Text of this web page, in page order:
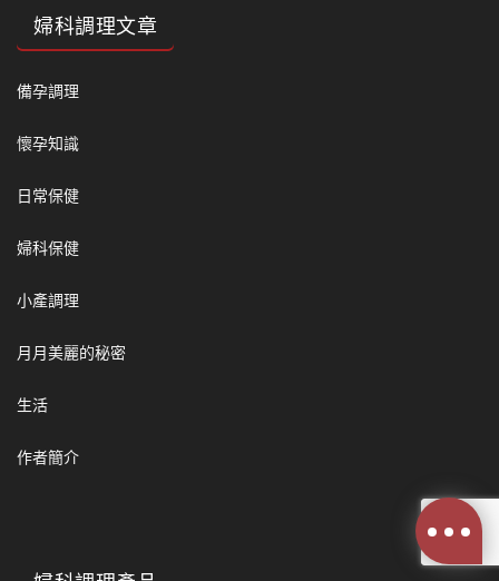
婦科調理文章
備孕調理
懷孕知識
日常保健
婦科保健
小產調理
月月美麗的秘密
生活
作者簡介